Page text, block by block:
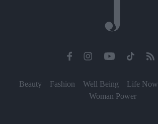
Beauty Fashion Well Being Life Now
Woman Power